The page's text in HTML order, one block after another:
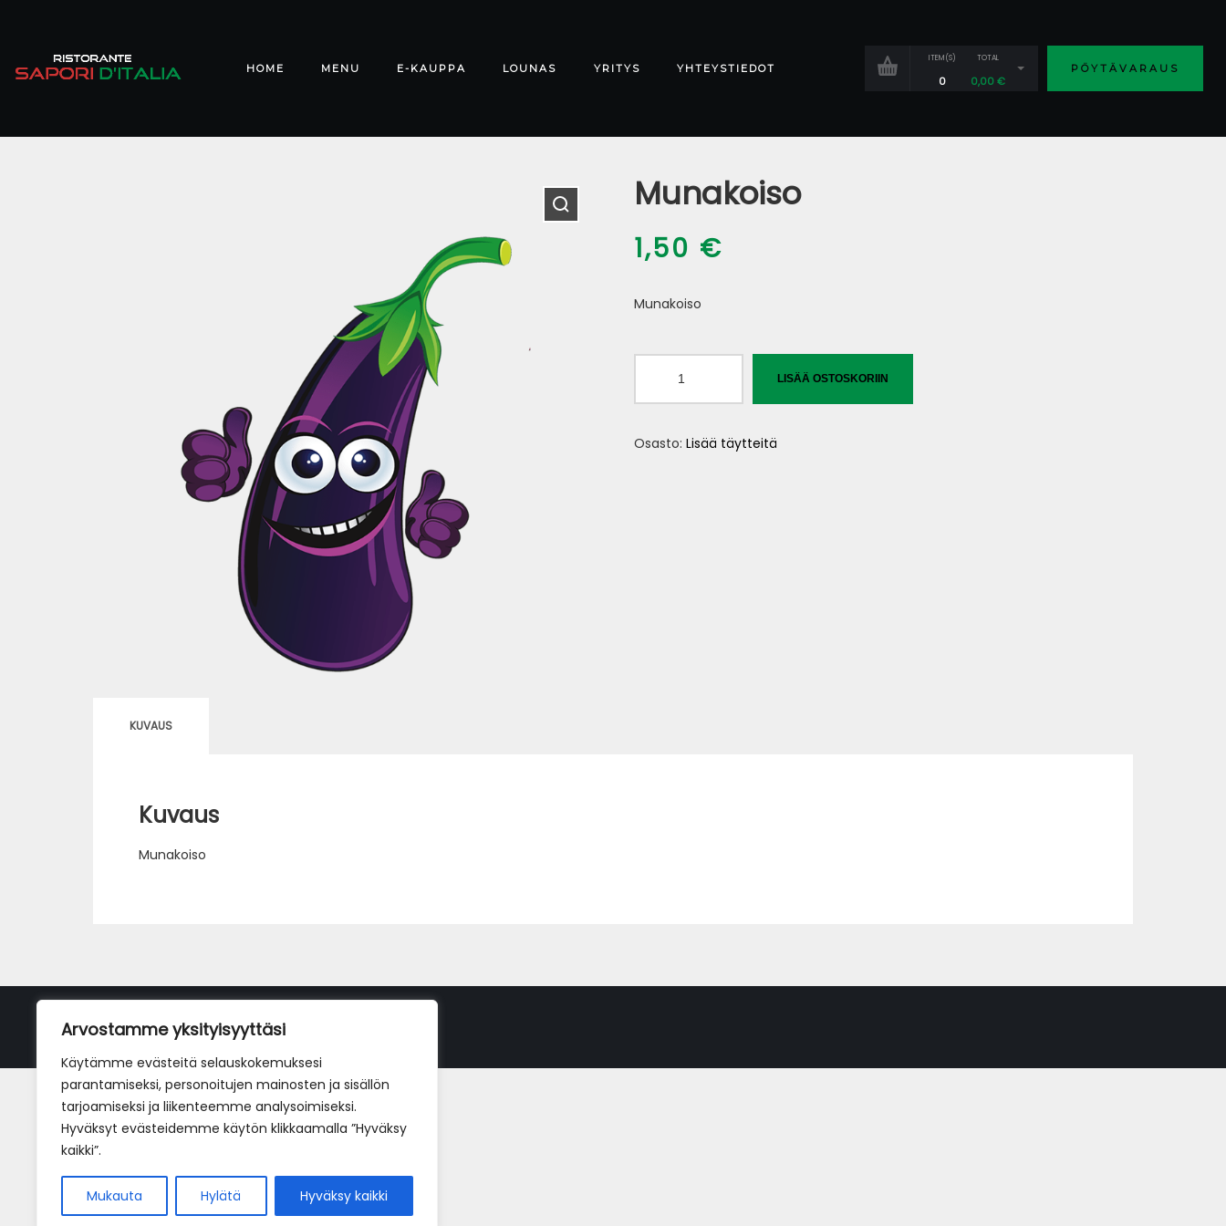
Arvostamme yksityisyyttäsi
Käytämme evästeitä selauskokemuksesi
parantamiseksi, personoitujen mainosten ja sisällön
tarjoamiseksi ja liikenteemme analysoimiseksi.
Hyväksyt evästeidemme käytön klikkaamalla ”Hyväksy
kaikki”.
Mukauta Hylätä Hyväksy kaikki
HOME MENU E-KAUPPA LOUNAS YRITYS YHTEYSTIEDOT
ITEM(S)
0
TOTAL
0,00€
PÖYTÄVARAUS
Munakoiso
1,50 €
Munakoiso
LISÄÄ OSTOSKORIIN
Osasto: Lisää täytteitä
KUVAUS
Kuvaus
Munakoiso